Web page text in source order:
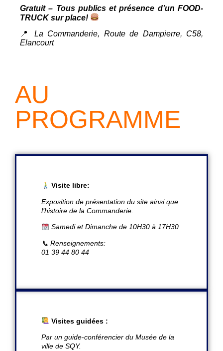
Gratuit – Tous publics et présence d’un FOOD-
TRUCK sur place!
📍
La Commanderie, Route de Dampierre, C58,
Elancourt
AU
PROGRAMME
Visite libre:
Exposition de présentation du site ainsi que
l’histoire de la Commanderie.
Samedi et Dimanche de 10H30 à 17H30
📞 Renseignements:
01 39 44 80 44
Visites guidées :
Par un guide-conférencier du Musée de la
ville de SQY.